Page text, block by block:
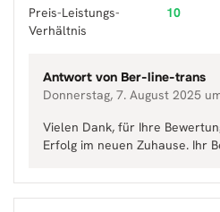
Preis-Leistungs-
Verhältnis
10
Antwort von Ber-line-trans
Donnerstag, 7. August 2025
Vielen Dank, für Ihre
Erfolg im neuen Zuhause. Ihr